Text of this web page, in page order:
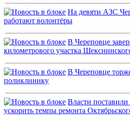
На девяти АЗС
работают волонтёры
В Череповце
километрового участка
В Череповце
поликлинику
Власти поставили
ускорить темпы ремонта